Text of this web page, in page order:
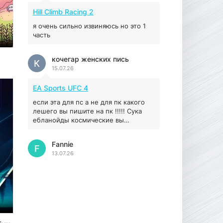
16.95 ГБ
Hill Climb Racing 2
я очень сильно извиняюсь но это 1
часть
кочегар женских пись
15.07.26
К
EA Sports UFC 4
если эта для пс а не для пк какого
лешего вы пишите на пк !!!!! Сука
ебланойды космические вы
установлением Эмулятора сука
калеки на мозг блять последней
стадии
Fannie
13.07.26
F